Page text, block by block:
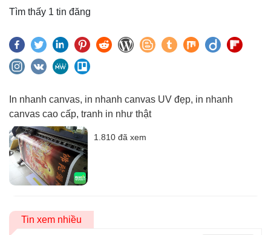
Tìm thấy 1 tin đăng
In nhanh canvas, in nhanh canvas UV đẹp, in nhanh
canvas cao cấp, tranh in như thật
1.810 đã xem
Tin xem nhiều